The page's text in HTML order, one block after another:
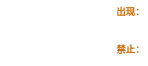
出现：
禁止：